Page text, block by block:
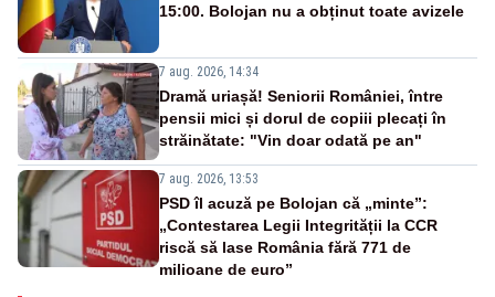
15:00. Bolojan nu a obținut toate avizele
7 aug. 2026, 14:34
Dramă uriașă! Seniorii României, între
pensii mici și dorul de copiii plecați în
străinătate: "Vin doar odată pe an"
7 aug. 2026, 13:53
PSD îl acuză pe Bolojan că „minte”:
„Contestarea Legii Integrității la CCR
riscă să lase România fără 771 de
milioane de euro”